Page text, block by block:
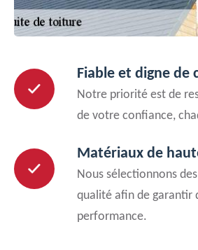
Fiable et digne de
Notre priorité est de
de votre confiance,
Matériaux de
Nous sélectionnons
qualité afin de garantir
performance.